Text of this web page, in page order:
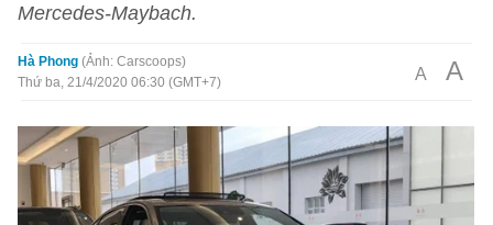
Mercedes-Maybach.
Hà Phong Ảnh: Carscoops
Thứ ba, 21/4/2020 06:30 (GMT+7)
A A